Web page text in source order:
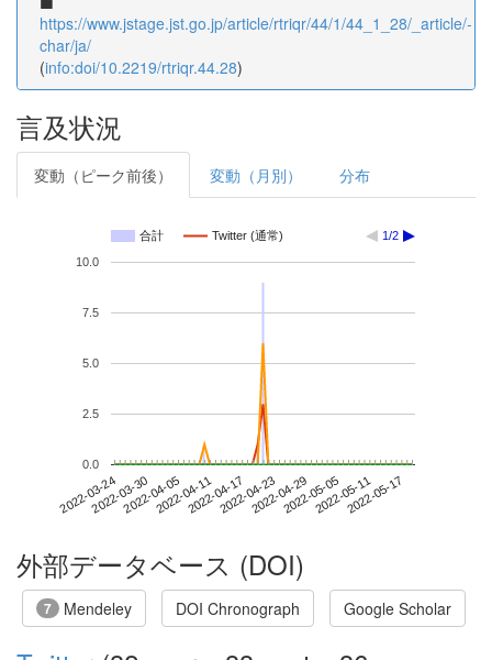
https://www.jstage.jst.go.jp/article/rtriqr/44/1/44_1_28/_article/-
char/ja/
(info:doi/10.2219/rtriqr.44.28)
言及状況
変動（ピーク前後） 変動（月別） 分布
合計 Twitter (通常) 1/2
2022-03-242022-03-302022-04-052022-04-112022-04-172022-04-232022-04-292022-05-052022-05-112022-05-17
0.0
2.5
5.0
7.5
10.0
外部データベース (DOI)
7 Mendeley DOI Chronograph Google Scholar